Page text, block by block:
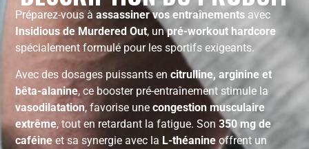
Préparez-vous àassassiner vos entraînements avec
Insidious de Murdered Out, unpré-workout hardcore
spécialement formulé pour les sportifs exigeants.
Avec des dosages puissants encitrulline, arginine et
bêta-alanine, ce booster pré-entraînement stimule la
vasodilatation, favorise unecongestion musculaire
extrême, tout en retardant la fatigue. Son350 mg de
caféine et sa synergie avec la L-théanine offrent un